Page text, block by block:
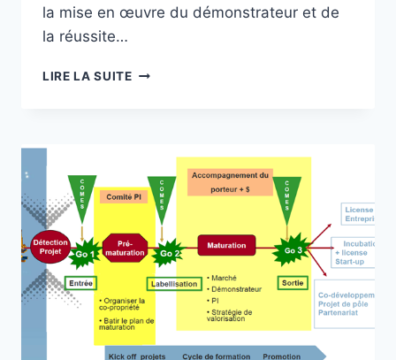
la mise en œuvre du démonstrateur et de
la réussite…
LIRE LA SUITEQUI
PLACE
D’UN
DÉMONSTRATEUR
DÉDIÉ
À
LA
VALORISATION
?